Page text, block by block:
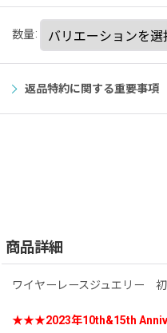
数量:
返品特約に関する重要事項
商品詳細
ワイヤーレースジュエリー
★★★2023年10th&15th